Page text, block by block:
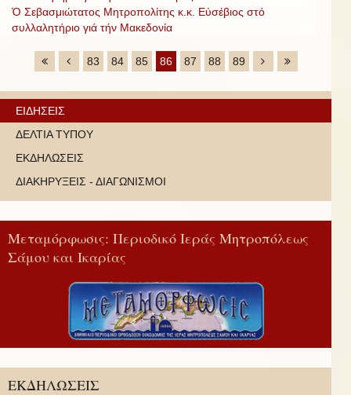
Ὁ Σεβασμιώτατος Μητροπολίτης κ.κ. Εὐσέβιος στό
συλλαλητήριο γιά τήν Μακεδονία
83 84 85 86 87 88 89
ΕΙΔΗΣΕΙΣ
ΔΕΛΤΙΑ ΤΥΠΟΥ
ΕΚΔΗΛΩΣΕΙΣ
ΔΙΑΚΗΡΥΞΕΙΣ - ΔΙΑΓΩΝΙΣΜΟΙ
Μεταμόρφωσις: Περιοδικό Ιεράς Μητροπόλεως
Σάμου και Ικαρίας
ΕΚΔΗΛΩΣΕΙΣ